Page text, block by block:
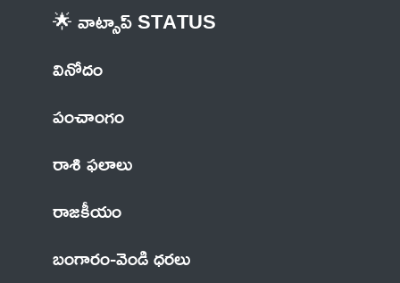
🌟 వాట్సాప్ STATUS
వినోదం
పంచాంగం
రాశి ఫలాలు
రాజకీయం
బంగారం-వెండి ధరలు